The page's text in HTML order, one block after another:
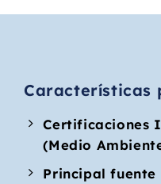
Características
Certificaciones
(Medio
Principal fuente